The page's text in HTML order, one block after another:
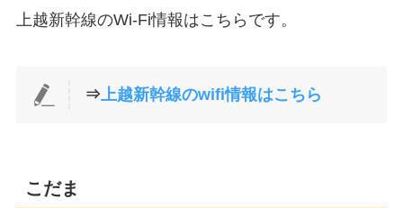
上越新幹線のWi-Fi情報はこちらです。
⇒上越新幹線のwifi情報はこちら
こだま